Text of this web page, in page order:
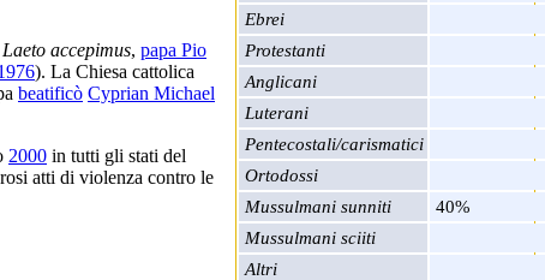
Ebrei
Protestanti
Anglicani
Luterani
Pentecostali/carismatici
Ortodossi
Mussulmani sunniti
40%
Mussulmani sciiti
Altri
Laeto accepimus, papa Pio
). La Chiesa cattolica
beatificò Cyprian Michael
2000 in tutti gli stati del
atti di violenza contro le